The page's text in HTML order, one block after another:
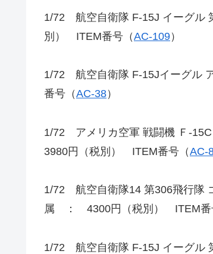
1/72 航空自衛隊 F-15J イーグル
別） ITEM番号（AC-109）
1/72 航空自衛隊 F-15Jイーグル
番号（AC-38）
1/72 アメリカ空軍 戦闘機 Ｆ-
3980円（税別） ITEM番号（AC-
1/72 航空自衛隊14 第306飛行隊
属 ： 4300円（税別） ITEM番
1/72 航空自衛隊 F-15J イーグル